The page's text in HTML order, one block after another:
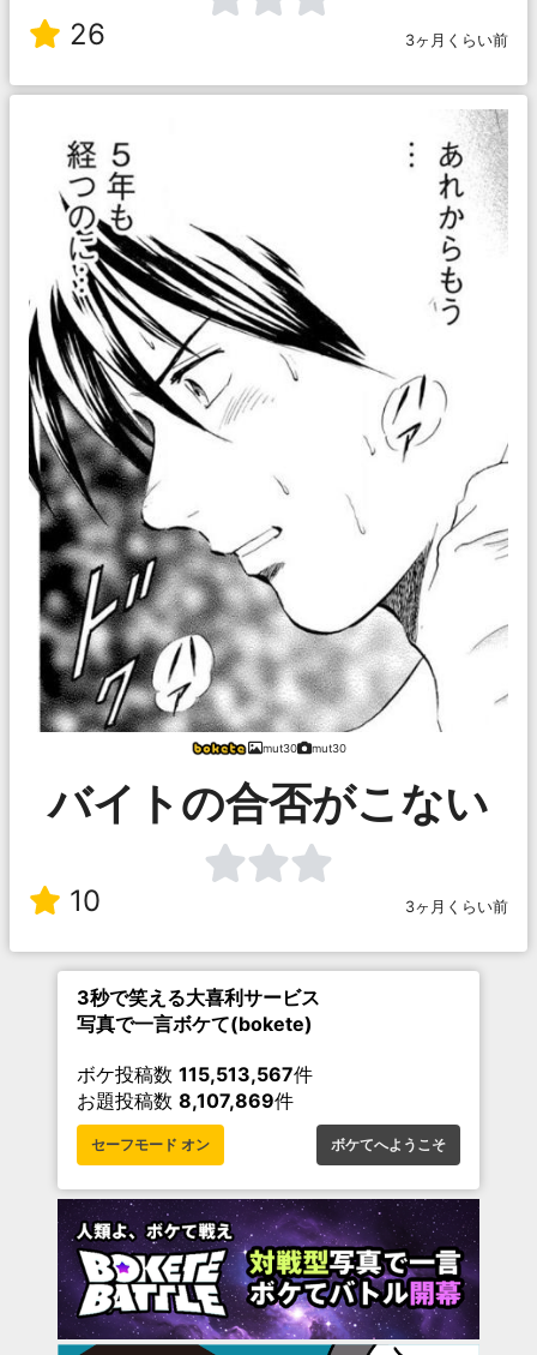
26 3ヶ月くらい前
mut30 mut30
バイトの合否がこない
10 3ヶ月くらい前
3秒で笑える大喜利サービス
写真で一言ボケて(bokete)
ボケ投稿数 115,513,567件
お題投稿数 8,107,869件
セーフモード オン ボケてへようこそ